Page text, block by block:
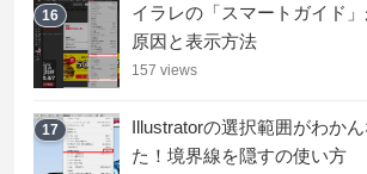
16
イラレの「スマートガイド
原因と表示方法
157 views
17
Illustratorの選択範囲がわか
た！境界線を隠すの使い方